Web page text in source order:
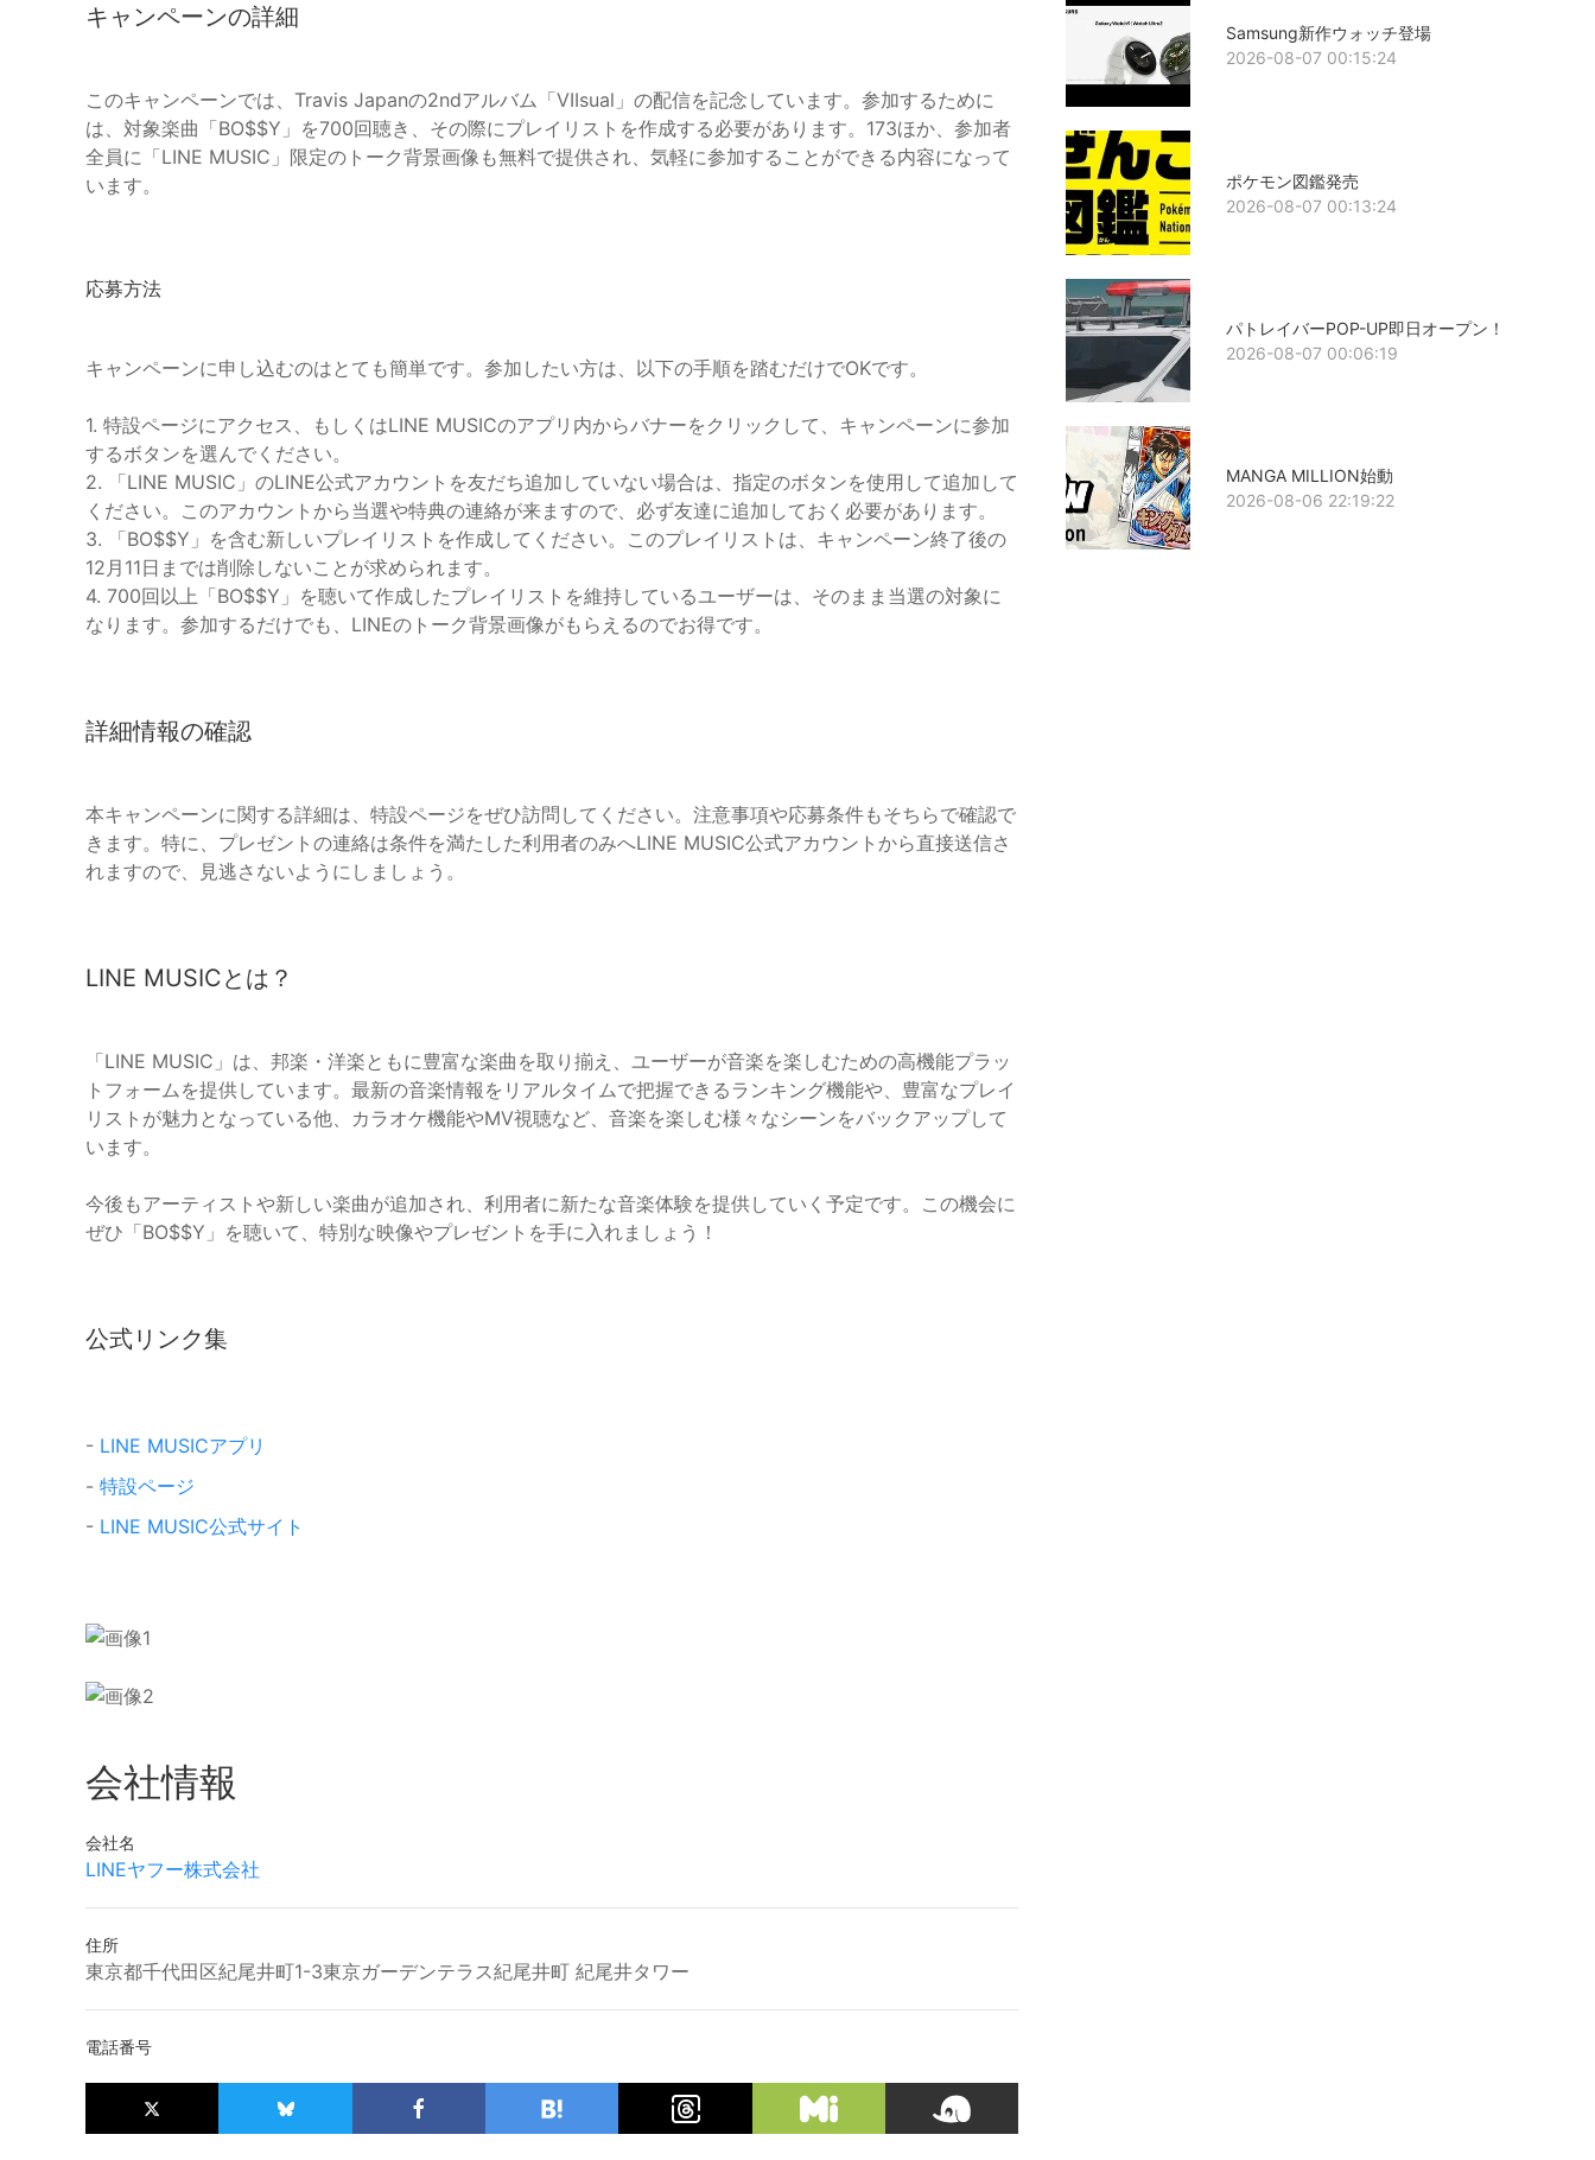
キャンペーンの詳細
このキャンペーンでは、Travis Japanの2ndアルバム「VIIsual」の配信を記念しています。参加するために
は、対象楽曲「BO$$Y」を700回聴き、その際にプレイリストを作成する必要があります。173ほか、参加者
全員に「LINE MUSIC」限定のトーク背景画像も無料で提供され、気軽に参加することができる内容になって
います。
応募方法
キャンペーンに申し込むのはとても簡単です。参加したい方は、以下の手順を踏むだけでOKです。
1. 特設ページにアクセス、もしくはLINE MUSICのアプリ内からバナーをクリックして、キャンペーンに参加
するボタンを選んでください。
2. 「LINE MUSIC」のLINE公式アカウントを友だち追加していない場合は、指定のボタンを使用して追加して
ください。このアカウントから当選や特典の連絡が来ますので、必ず友達に追加しておく必要があります。
3. 「BO$$Y」を含む新しいプレイリストを作成してください。このプレイリストは、キャンペーン終了後の
12月11日までは削除しないことが求められます。
4. 700回以上「BO$$Y」を聴いて作成したプレイリストを維持しているユーザーは、そのまま当選の対象に
なります。参加するだけでも、LINEのトーク背景画像がもらえるのでお得です。
詳細情報の確認
本キャンペーンに関する詳細は、特設ページをぜひ訪問してください。注意事項や応募条件もそちらで確認で
きます。特に、プレゼントの連絡は条件を満たした利用者のみへLINE MUSIC公式アカウントから直接送信さ
れますので、見逃さないようにしましょう。
LINE MUSICとは？
「LINE MUSIC」は、邦楽・洋楽ともに豊富な楽曲を取り揃え、ユーザーが音楽を楽しむための高機能プラッ
トフォームを提供しています。最新の音楽情報をリアルタイムで把握できるランキング機能や、豊富なプレイ
リストが魅力となっている他、カラオケ機能やMV視聴など、音楽を楽しむ様々なシーンをバックアップして
います。
今後もアーティストや新しい楽曲が追加され、利用者に新たな音楽体験を提供していく予定です。この機会に
ぜひ「BO$$Y」を聴いて、特別な映像やプレゼントを手に入れましょう！
公式リンク集
- LINE MUSICアプリ
- 特設ページ
- LINE MUSIC公式サイト
会社情報
会社名
LINEヤフー株式会社
住所
東京都千代田区紀尾井町1-3東京ガーデンテラス紀尾井町 紀尾井タワー
電話番号
Samsung新作ウォッチ登場
2026-08-07 00:15:24
ポケモン図鑑発売
2026-08-07 00:13:24
パトレイバーPOP-UP即日オープン！
2026-08-07 00:06:19
MANGA MILLION始動
2026-08-06 22:19:22